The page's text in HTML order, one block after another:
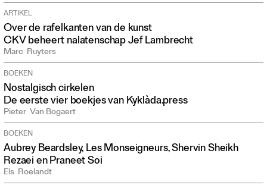
ARTIKEL
Over de rafelkanten van de kunst
CKV beheert nalatenschap Jef Lambrecht
Marc Ruyters
BOEKEN
Nostalgisch cirkelen
De eerste vier boekjes van Kyklàda.press
Pieter Van Bogaert
BOEKEN
Aubrey Beardsley, Les Monseigneurs, Shervin Sheikh
Rezaei en Praneet Soi
Els Roelandt